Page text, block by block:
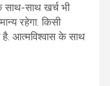
साथ-साथ खर्च भी
रहेगा. किसी
है. आत्मविश्वास के साथ